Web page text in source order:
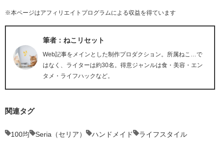
※本ページはアフィリエイトプログラムによる収益を得ています
筆者：ねこリセット
Web記事をメインとした制作プロダクション。所属ねこ…で
はなく、ライターは約30名。得意ジャンルは食・美容・エン
タメ・ライフハックなど。
関連タグ
100均 Seria（セリア） ハンドメイド ライフスタイル